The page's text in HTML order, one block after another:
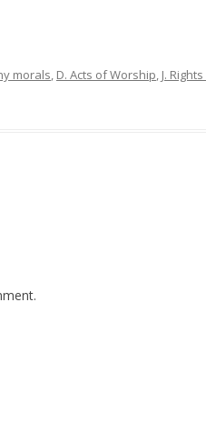
morals, D. Acts of Worship, J. Rights